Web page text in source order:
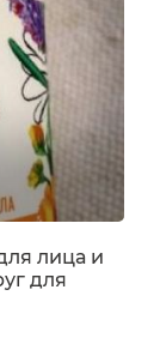
лица и
для